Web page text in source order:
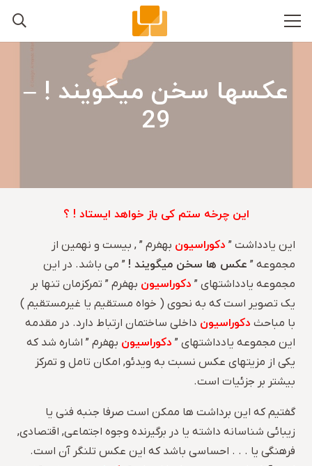
عکسها سخن میگویند ! –
29
این چرخه ستم کی باز خواهد ایستاد ! ؟
این یادداشت ” دکوراسیون بهفرم ” , بیست و نهمین از
مجموعه ” عکس ها سخن میگویند ! ” می باشد. در این
مجموعه یادداشتهای ” دکوراسیون بهفرم ” تمرکزمان تنها بر
یک تصویر است که به نحوی ( خواه مستقیم یا غیرمستقیم )
با مباحث دکوراسیون داخلی ساختمان ارتباط دارد. در مقدمه
این مجموعه یادداشتهای ” دکوراسیون بهفرم ” اشاره شد که
یکی از مزیتهای عکس نسبت به ویدئو, امکان تامل و تمرکز
بیشتر بر جزئیات است.
گفتیم که این برداشت ها ممکن است صرفا جنبه فنی یا
زیبائی شناسانه داشته یا در برگیرنده وجوه اجتماعی, اقتصادی,
فرهنگی یا . . . احساسی باشد که این عکس تلنگر آن است.